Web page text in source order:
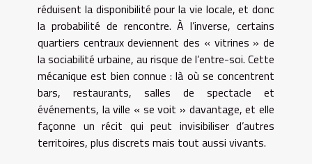
réduisent la disponibilité pour la vie locale, et donc
la probabilité de rencontre. À l’inverse, certains
quartiers centraux deviennent des « vitrines » de
la sociabilité urbaine, au risque de l’entre-soi. Cette
mécanique est bien connue : là où se concentrent
bars, restaurants, salles de spectacle et
événements, la ville « se voit » davantage, et elle
façonne un récit qui peut invisibiliser d’autres
territoires, plus discrets mais tout aussi vivants.